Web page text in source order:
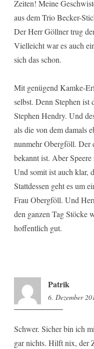
Zeiten! Meine
aus dem Trio Becker-
Der Herr Göllner trug
Vielleicht war es auch
sich das schon.
Mit genügend Kamke-
selbst. Denn Stephen ist
Stephen Hendry. Und
als die von dem damals
nunmehr Obergföll. Der
bekannt ist. Aber
Und somit ist auch klar,
Stattdessen geht es um
Frau Obergföll. Und
den ganzen Tag Stöcke
hoffentlich gut.
Patrik
6. Dezember
Schwer. Sicher bin ich
gar nichts. Hilft nix, der